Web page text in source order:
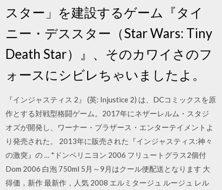
スター」を建設するゲーム『タイ
ニー・デススター（Star Wars: Tiny
Death Star）』、そのカワイさのフ
ォースにシビレちゃいましたよ。
『インジャスティス 2』 (英: Injustice 2) は、DCコミックスを原
作とする対戦型格闘ゲーム。2017年にネザーレルム・スタジ
オズが開発し、ワーナー・ブラザース・エンターテイメントよ
り発売された。 2013年に販売された『インジャスティス:神々
の激突』の … *ドンペリニヨン 2006 フリュートグラス2個付
Dom 2006 白泡 750ml 5月～9月はクール便配送となります 大
得価，新作 最新作，人気 2008 エルミタージュ ルージュ レル